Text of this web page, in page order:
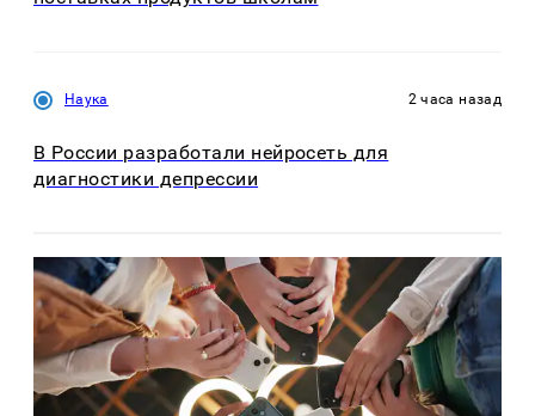
Наука 2 часа назад
В России разработали нейросеть для
диагностики депрессии